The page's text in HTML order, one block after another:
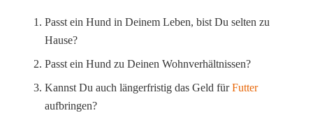
Passt ein Hund in Deinem Leben, bist Du selten zu
Hause?
Passt ein Hund zu Deinen Wohnverhältnissen?
Kannst Du auch längerfristig das Geld fürFutter
aufbringen?